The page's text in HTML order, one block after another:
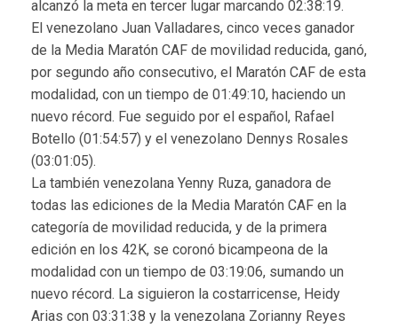
alcanzó la meta en tercer lugar marcando 02:38:19.
El venezolano Juan Valladares, cinco veces ganador
de la Media Maratón CAF de movilidad reducida, ganó,
por segundo año consecutivo, el Maratón CAF de esta
modalidad, con un tiempo de 01:49:10, haciendo un
nuevo récord. Fue seguido por el español, Rafael
Botello (01:54:57) y el venezolano Dennys Rosales
(03:01:05).
La también venezolana Yenny Ruza, ganadora de
todas las ediciones de la Media Maratón CAF en la
categoría de movilidad reducida, y de la primera
edición en los 42K, se coronó bicampeona de la
modalidad con un tiempo de 03:19:06, sumando un
nuevo récord. La siguieron la costarricense, Heidy
Arias con 03:31:38 y la venezolana Zorianny Reyes